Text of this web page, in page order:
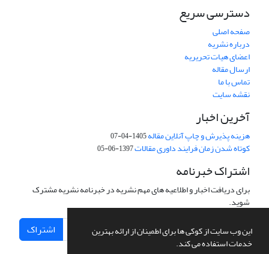
این وب سایت از کوکی ها برای اطمینان از ارائه بهترین
خدمات استفاده می کند.
دسترسی سریع
صفحه اصلی
درباره نشریه
اعضای هیات تحریریه
ارسال مقاله
تماس با ما
نقشه سایت
آخرین اخبار
هزینه پذیرش و چاپ آنلاین مقاله1405-04-07
کوتاه شدن زمان فرایند داوری مقالات1397-06-05
اشتراک خبرنامه
برای دریافت اخبار و اطلاعیه های مهم نشریه در خبرنامه نشریه مشترک
شوید.
اشتراک